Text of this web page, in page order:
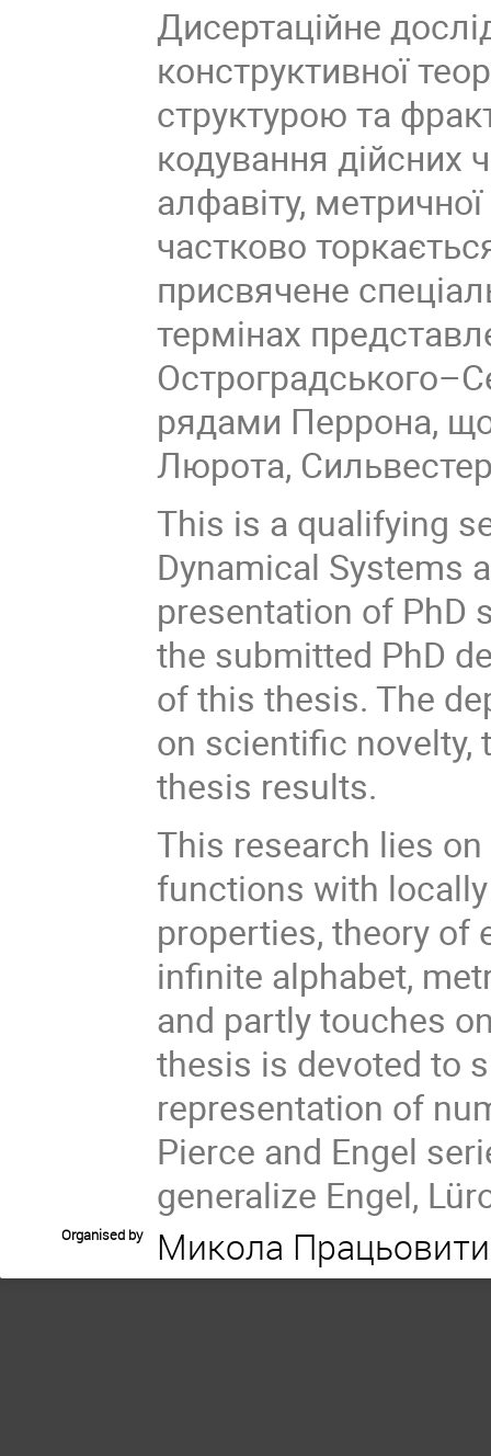
Дисертаційне
конструктивної
структурою та
кодування дійсних
алфавіту, метричної
частково
присвячене
термінах
рядами Перрона,
Люрота,
This is a qualifying
Dynamical Systems
presentation of PhD
the submitted PhD
of this thesis. The
on scientific novelty,
thesis results.
This research lies
functions with
properties, theory of
infinite alphabet,
and partly touches
thesis is devoted to
representation of
Pierce and Engel
generalize Engel,
Organised by Микола